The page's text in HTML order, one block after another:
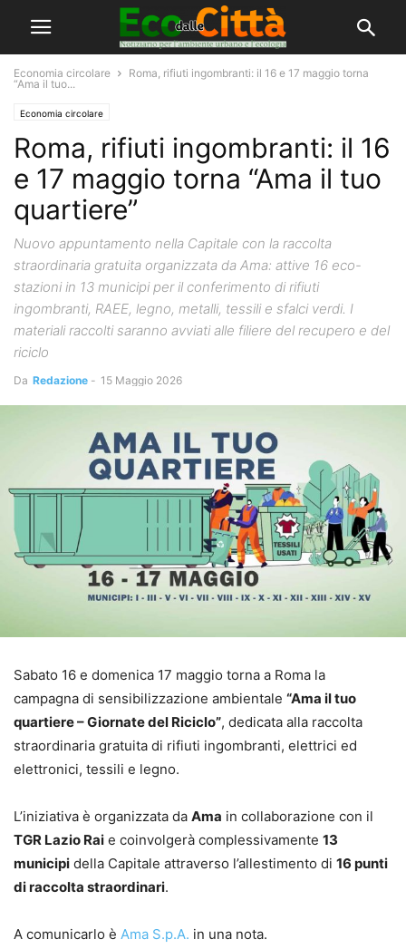
Economia circolare
Roma, rifiuti ingombranti: il 16 e 17 maggio torna
“Ama il tuo...
Economia circolare
Roma, rifiuti ingombranti: il 16
e 17 maggio torna “Ama il tuo
quartiere”
Nuovo appuntamento nella Capitale con la raccolta
straordinaria gratuita organizzata da Ama: attive 16 eco-
stazioni in 13 municipi per il conferimento di rifiuti
ingombranti, RAEE, legno, metalli, tessili e sfalci verdi. I
materiali raccolti saranno avviati alle filiere del recupero e del
riciclo
Da Redazione - 15 Maggio 2026
Sabato 16 e domenica 17 maggio torna a Roma la
campagna di sensibilizzazione ambientale “Ama il tuo
quartiere – Giornate del Riciclo”, dedicata alla raccolta
straordinaria gratuita di rifiuti ingombranti, elettrici ed
elettronici, tessili e legno.
L’iniziativa è organizzata da Ama in collaborazione con il
TGR Lazio Rai e coinvolgerà complessivamente 13
municipi della Capitale attraverso l’allestimento di 16 punti
di raccolta straordinari.
A comunicarlo è Ama S.p.A. in una nota.